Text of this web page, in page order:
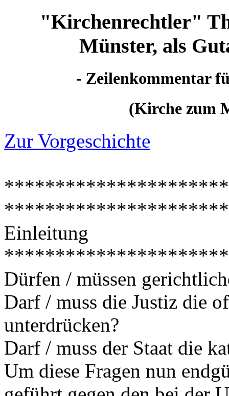
"Kirchenrechtler"
Münster, als
- Zeilenkommentar
(Kirche zum
Zur Vorgeschichte
Einleitung
Dürfen / müssen
Darf / muss die Justiz die
unterdrücken?
Darf / muss der Staat die
Um diese Fragen nun